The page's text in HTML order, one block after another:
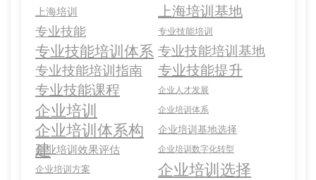
上海培训 上海培训基地
专业技能 专业技能培训
专业技能培训体系 专业技能培训基地
专业技能培训指南
专业技能提升
专业技能课程
企业人才发展
企业培训 企业培训体系
企业培训体系构
建
企业培训基地选择
企业培训效果评估 企业培训数字化转型
企业培训方案 企业培训选择